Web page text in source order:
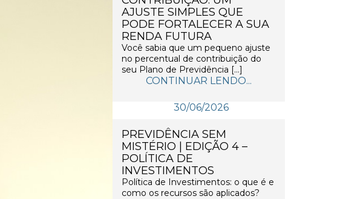
AJUSTE SIMPLES QUE
PODE FORTALECER A SUA
RENDA FUTURA
Você sabia que um pequeno ajuste
no percentual de contribuição do
seu Plano de Previdência […]
CONTINUAR LENDO...
30/06/2026
PREVIDÊNCIA SEM
MISTÉRIO | EDIÇÃO 4 –
POLÍTICA DE
INVESTIMENTOS
Política de Investimentos: o que é e
como os recursos são aplicados?